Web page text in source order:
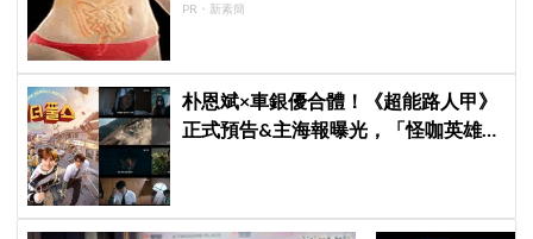
PR・新素簡
朴恩斌×車銀優合體！《超能路人甲》
正式預告&主海報曝光，「怪咖英雄」